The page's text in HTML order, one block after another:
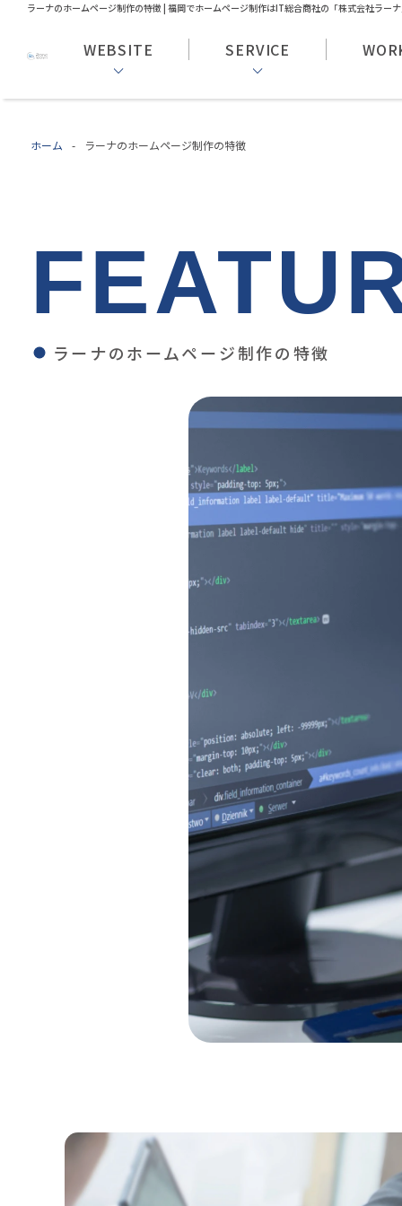
ラーナのホームページ制作の特徴 | 福岡でホームページ制作はIT総合商社の「株式会社ラー
WEBSITE SERVICE
ホーム - ラーナのホームページ制作の特徴
ラーナのホームページ制作の特徴